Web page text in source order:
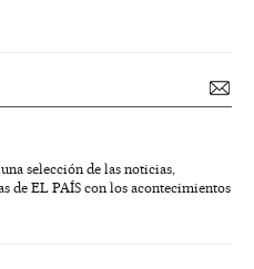
selección de las noticias,
de EL PAÍS con los acontecimientos